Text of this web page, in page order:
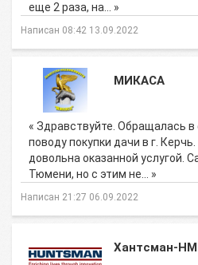
еще 2 раза, на… »
Написан 08:42 13.09.2022
МИКАСА
« Здравствуйте. Обращалась
поводу покупки дачи в г.
довольна оказанной услугой.
Тюмени, но с этим не… »
Написан 21:27 06.09.2022
Хантсман-